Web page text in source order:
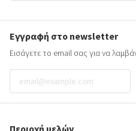
Εγγραφή στο newsletter
Εισάγετε το email σας για να